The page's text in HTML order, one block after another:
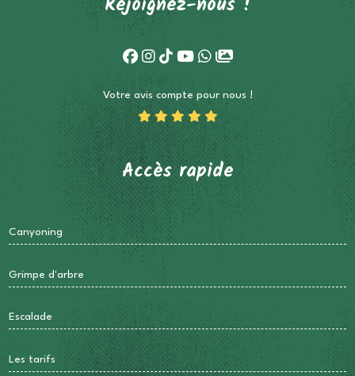
Votre avis compte pour nous !
Accès rapide
Canyoning
Grimpe d'arbre
Escalade
Les tarifs